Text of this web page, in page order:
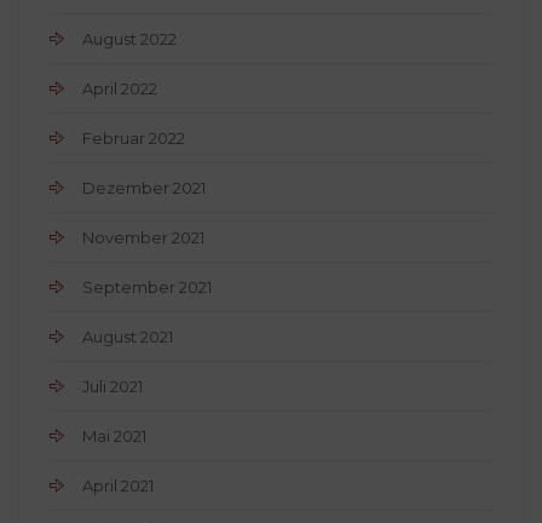
August 2022
April 2022
Februar 2022
Dezember 2021
November 2021
September 2021
August 2021
Juli 2021
Mai 2021
April 2021